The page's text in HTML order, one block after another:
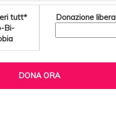
tutt*
Bi-
Donazione libera
DONA ORA